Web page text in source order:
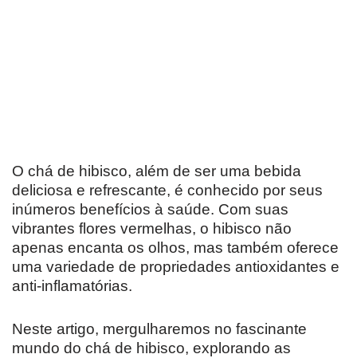
O chá de hibisco, além de ser uma bebida
deliciosa e refrescante, é conhecido por seus
inúmeros benefícios à saúde. Com suas
vibrantes flores vermelhas, o hibisco não
apenas encanta os olhos, mas também oferece
uma variedade de propriedades antioxidantes e
anti-inflamatórias.
Neste artigo, mergulharemos no fascinante
mundo do chá de hibisco, explorando as